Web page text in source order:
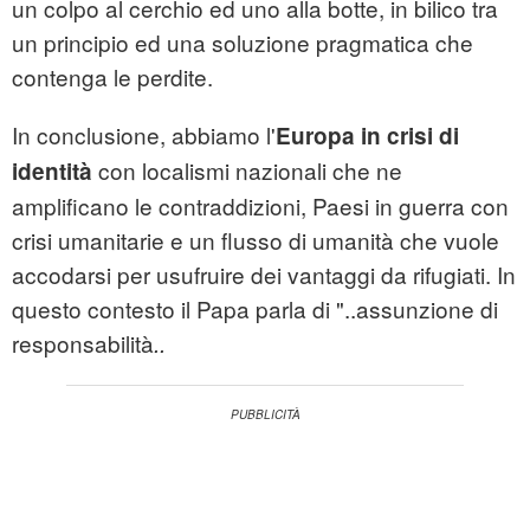
un colpo al cerchio ed uno alla botte, in bilico tra
un principio ed una soluzione pragmatica che
contenga le perdite.
In conclusione, abbiamo l'Europa in crisi di
identità con localismi nazionali che ne
amplificano le contraddizioni, Paesi in guerra con
crisi umanitarie e un flusso di umanità che vuole
accodarsi per usufruire dei vantaggi da rifugiati. In
questo contesto il Papa parla di "..assunzione di
responsabilità..